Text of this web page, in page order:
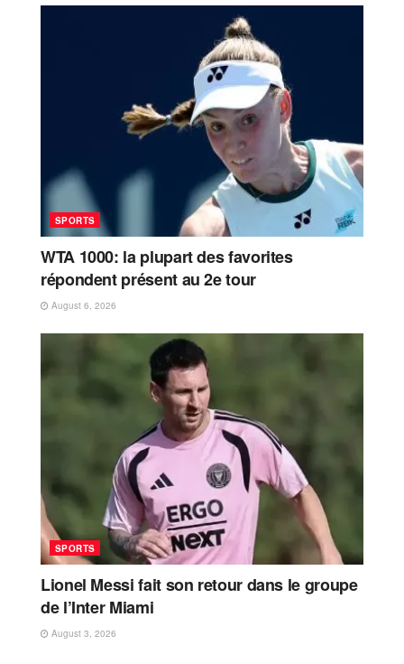
SPORTS
WTA 1000: la plupart des favorites
répondent présent au 2e tour
August 6, 2026
SPORTS
Lionel Messi fait son retour dans le groupe
de l’Inter Miami
August 3, 2026